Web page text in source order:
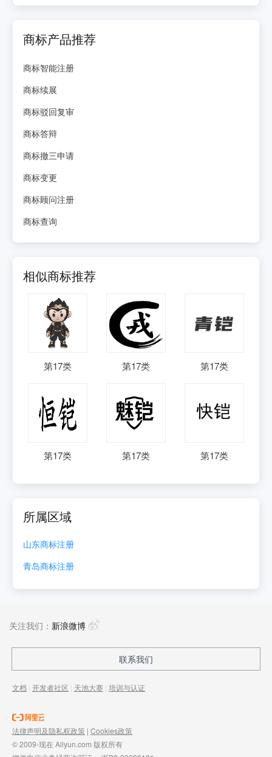
商标产品推荐
商标智能注册
商标续展
商标驳回复审
商标答辩
商标撤三申请
商标变更
商标顾问注册
商标查询
相似商标推荐
第17类 第17类 第17类
第17类 第17类 第17类
所属区域
山东商标注册
青岛商标注册